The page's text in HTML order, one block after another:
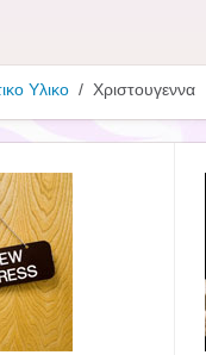
Υλικο Χριστουγεννα